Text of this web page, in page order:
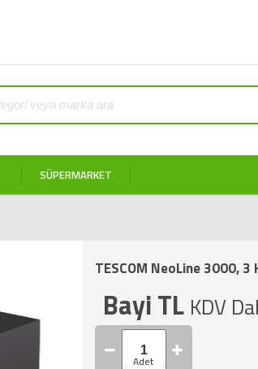
SÜPERMARKET
TESCOM NeoLine 3000,
Bayi TL KDV